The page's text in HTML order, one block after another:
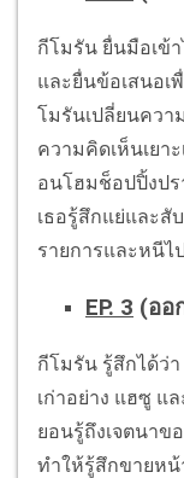
กีโมรัน ยื่นมือเข้
และยื่นข้อเสนอ
โมรันเปลี่ยนควา
ความคิดเห็นเยา
อนโฮมช็อปปิ้งป
เธอรู้สึกแย่และสั
รายการและหนีไ
EP. 3 (ออ
กีโมรัน รู้สึกได้ว่
เก่าอย่าง แฮซู แ
ยอนรู้ถึงเจตนาข
ทำให้รู้สึกขายหน้